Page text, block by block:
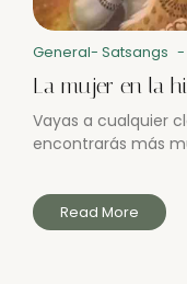
General- Satsangs -
La mujer en la
Vayas a cualquier
encontrarás más
Read More